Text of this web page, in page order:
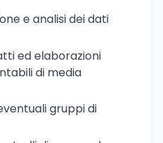
e analisi dei dati
ed elaborazioni
di media
gruppi di